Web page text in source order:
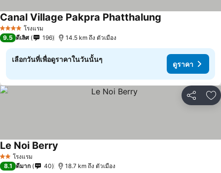
4 ดาว โรงแรม
Canal Village Pakpra Phatthalung
9.5 ดีเลิศ 196 14.5 km ถึง ตัวเมือง
เลือกวันที่เพื่อดูราคาในวันนั้นๆ
ดูราคา
แชร์ เ
2 ดาวโรงแรม
Le Noi Berry
8.1 ดีมาก 40 18.7 km ถึง ตัวเมือง